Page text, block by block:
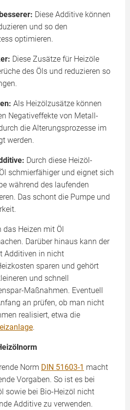
Diese Additive können
und so den
optimieren.
Diese Zusätze für Heizöle
des Öls und reduzieren so
Als Heizölzusätze können
Negativeffekte von Metall-
die Alterungsprozesse im
werden.
Durch diese Heizöl-
schmierfähiger und eignet sich
während des laufenden
Das schont die Pumpe und
Heizen mit Öl
Darüber hinaus kann der
Additiven in nicht
sparen und gehört
und schnell
Maßnahmen. Eventuell
an prüfen, ob man nicht
realisiert, etwa die
.
Norm DIN 51603-1 macht
Vorgaben. So ist es bei
sowie bei Bio-Heizöl nicht
Additive zu verwenden.